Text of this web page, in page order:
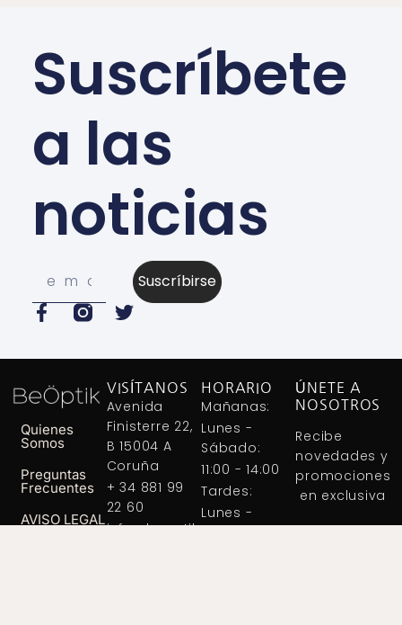
Suscríbete
a las
noticias
Suscríbirse
Quienes
Somos
Preguntas
Frecuentes
AVISO LEGAL
VISÍTANOS
Avenida
Finisterre 22,
B 15004 A
Coruña
+ 34 881 99
22 60
info@beoptik.com
HORARIO
Mañanas:
Lunes -
Sábado:
11:00 - 14:00
Tardes:
Lunes -
ÚNETE A
NOSOTROS
Recibe
novedades y
promociones
en exclusiva